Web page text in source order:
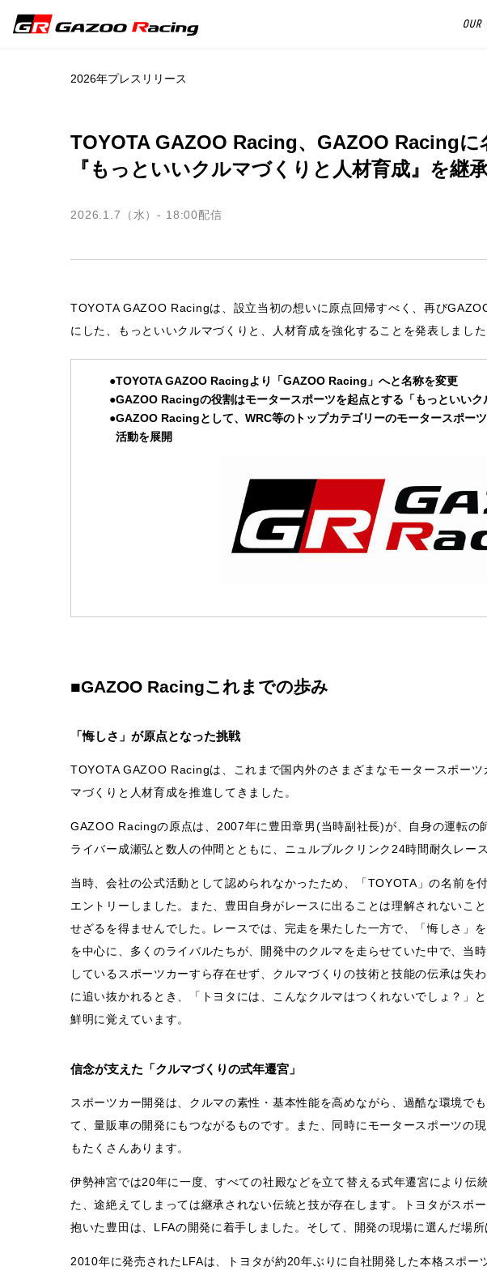
OUR
2026年プレスリリース
TOYOTA GAZOO Racing、GAZOO Racingに
『もっといいクルマづくりと人材育成』を継
2026.1.7（水）- 18:00配信
TOYOTA GAZOO Racingは、設立当初の想いに原点回帰すべく、再び
にした、もっといいクルマづくりと、人材育成を強化することを発表しました
TOYOTA GAZOO Racingより「GAZOO Racing」へと名称を変更
GAZOO Racingの役割はモータースポーツを起点とする「もっといい
GAZOO Racingとして、WRC等のトップカテゴリーのモータースポー
活動を展開
■GAZOO Racingこれまでの歩み
「悔しさ」が原点となった挑戦
TOYOTA GAZOO Racingは、これまで国内外のさまざまなモータースポー
マづくりと人材育成を推進してきました。
GAZOO Racingの原点は、2007年に豊田章男(当時副社長)が、自身の運転の
ライバー成瀬弘と数人の仲間とともに、ニュルブルクリンク24時間耐久レー
当時、会社の公式活動として認められなかったため、「TOYOTA」の名前を
エントリーしました。また、豊田自身がレースに出ることは理解されないこ
せざるを得ませんでした。レースでは、完走を果たした一方で、「悔しさ」
を中心に、多くのライバルたちが、開発中のクルマを走らせていた中で、当
しているスポーツカーすら存在せず、クルマづくりの技術と技能の伝承は失
に追い抜かれるとき、「トヨタには、こんなクルマはつくれないでしょ？」
鮮明に覚えています。
信念が支えた「クルマづくりの式年遷宮」
スポーツカー開発は、クルマの素性・基本性能を高めながら、過酷な環境で
て、量販車の開発にもつながるものです。また、同時にモータースポーツの
もたくさんあります。
伊勢神宮では20年に一度、すべての社殿などを立て替える式年遷宮により伝
た、途絶えてしまっては継承されない伝統と技が存在します。トヨタがスポ
抱いた豊田は、LFAの開発に着手しました。そして、開発の現場に選んだ場所
2010年に発売されたLFAは、トヨタが約20年ぶりに自社開発した本格スポー